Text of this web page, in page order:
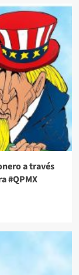
a través
#QPMX